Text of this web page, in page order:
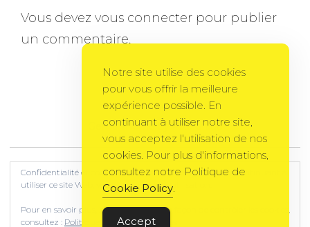
Vous devez vous connecter pour publier
un commentaire.
Gema Theme by PixelGrade
Notre site utilise des cookies
pour vous offrir la meilleure
expérience possible. En
continuant à utiliser notre site,
vous acceptez l'utilisation de nos
cookies. Pour plus d'informations,
consultez notre Politique de
Cookie Policy.
Accept
Confidentialité et cookies : ce site utilise des cookies. En continuant à
utiliser ce site Web, vous acceptez leur utilisation.
Pour en savoir plus, notamment sur la façon de contrôler les cookies,
consultez : Politique relative aux cookies